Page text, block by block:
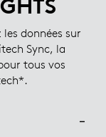
données sur
Sync, la
tous vos